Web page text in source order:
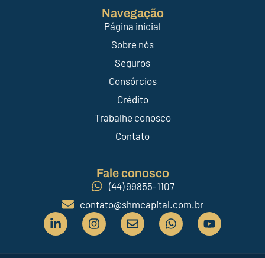
Navegação
Página inicial
Sobre nós
Seguros
Consórcios
Crédito
Trabalhe conosco
Contato
Fale conosco
(44) 99855-1107
contato@shmcapital.com.br